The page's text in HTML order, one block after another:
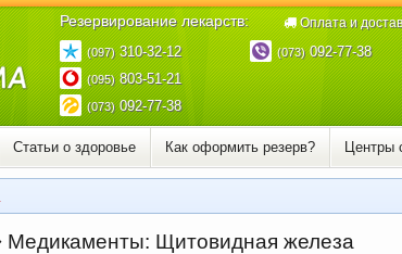
Резервирование лекарств:
(097)310-32-12
(095)803-51-21
(073)092-77-38
(073)092-77-38
Оплата и
Статьи о здоровье Как оформить резерв? Центры
Медикаменты: Щитовидная железа